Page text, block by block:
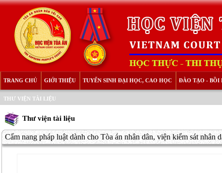
TRANG CHỦ GIỚI THIỆU TUYỂN SINH ĐẠI HỌC, CAO HỌC ĐÀO TẠO - BỒI
THƯ VIỆN TÀI LIỆU
Thư viện tài liệu
Cẩm nang pháp luật dành cho Tòa án nhân dân, viện kiểm sát nhân